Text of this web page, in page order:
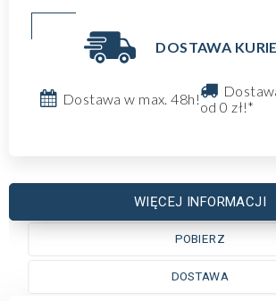
DOSTAWA
Dostawa w max. 48h!od 0 zł!*
WIĘCEJ INFORMACJI
POBIERZ
DOSTAWA